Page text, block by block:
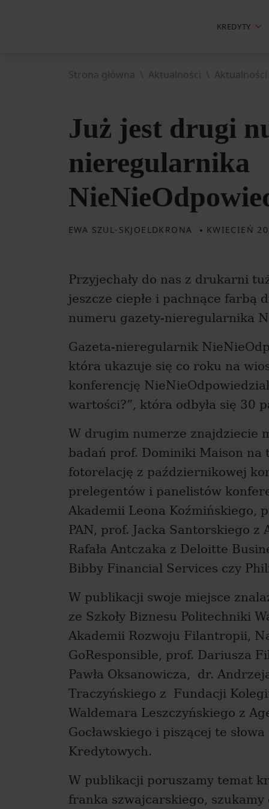
KREDYTY
Strona główna Aktualności Aktualności
Już jest drugi
nieregularnika
EWA SZUL-SKJOELDKRONA KWIECIEŃ
Przyjechały do nas z drukarni
jeszcze ciepłe i pachnące farbą
numeru gazety-nieregularnika
Gazeta-nieregularnik
która ukazuje się co roku na
konferencję
wartości?”, która odbyła się 30
W drugim numerze znajdziecie
badań prof. Dominiki Maison na
fotorelację z październikowej
prelegentów i panelistów
Akademii Leona Koźmińskiego,
PAN, prof. Jacka Santorskiego z
Rafała Antczaka z Deloitte
Bibby Financial Services czy
W publikacji swoje miejsce
ze Szkoły Biznesu Politechniki
Akademii Rozwoju Filantropii,
GoResponsible, prof. Dariusza
Pawła Oksanowicza, dr.
Traczyńskiego z Fundacji
Waldemara Leszczyńskiego z
Gocławskiego i piszącej te
Kredytowych.
W publikacji poruszamy temat
franka szwajcarskiego,